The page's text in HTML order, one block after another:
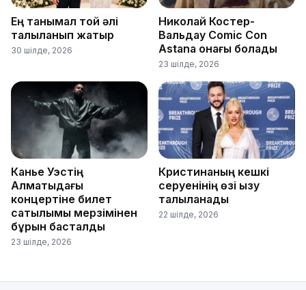
Ең танымал той әлі
талқыланып жатыр
30 шілде, 2026
Николай Костер-
Вальдау Comic Con
Astana қонағы болады
23 шілде, 2026
Канье Уэстің
Алматыдағы
концертіне билет
сатылымы мерзімінен
бұрын басталды
23 шілде, 2026
Кристинаның кешкі
серуенінің өзі қызу
талқыланады
22 шілде, 2026